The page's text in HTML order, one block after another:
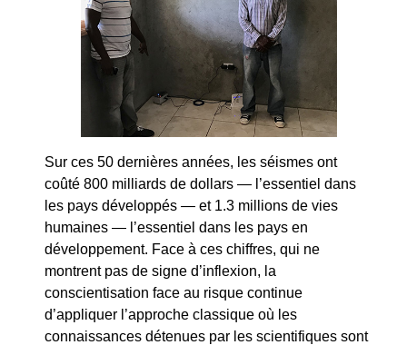
Sur ces 50 dernières années, les séismes ont
coûté 800 milliards de dollars — l’essentiel dans
les pays développés — et 1.3 millions de vies
humaines — l’essentiel dans les pays en
développement. Face à ces chiffres, qui ne
montrent pas de signe d’inflexion, la
conscientisation face au risque continue
d’appliquer l’approche classique où les
connaissances détenues par les scientifiques sont